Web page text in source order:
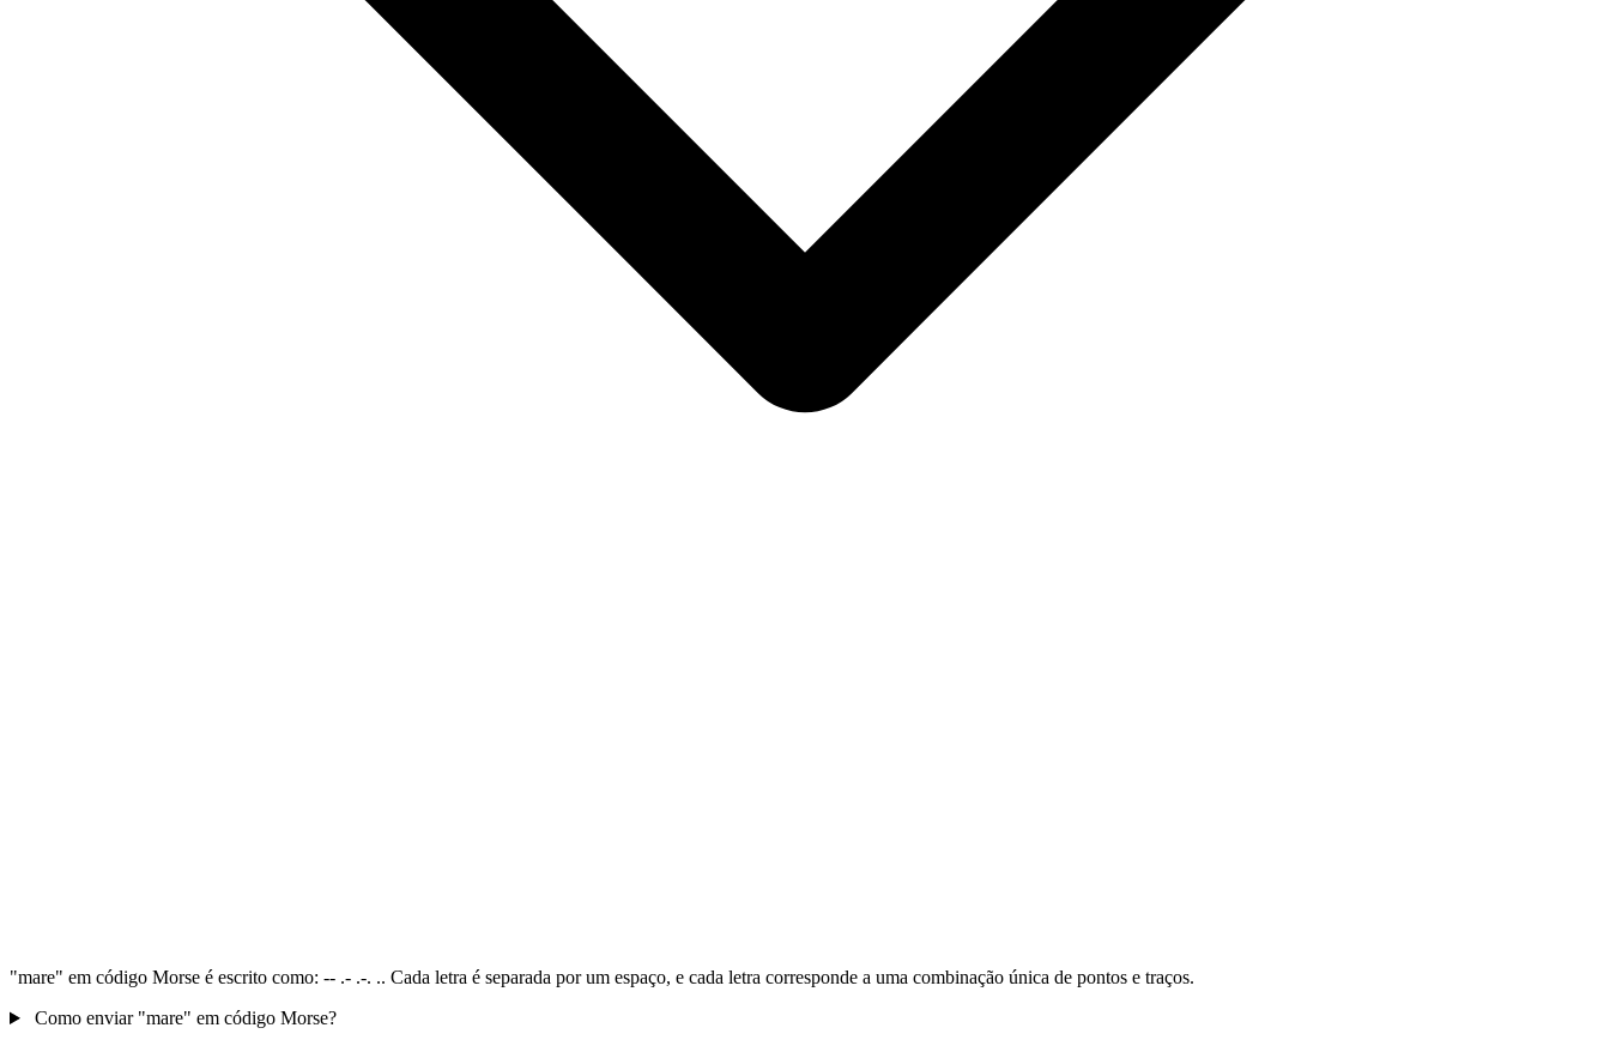
"mare" em código Morse é escrito como: -- .- .-. .. Cada letra é separada por um espaço, e cada letra corresponde a uma combinação única de pontos e traços.
Como enviar "mare" em código Morse?